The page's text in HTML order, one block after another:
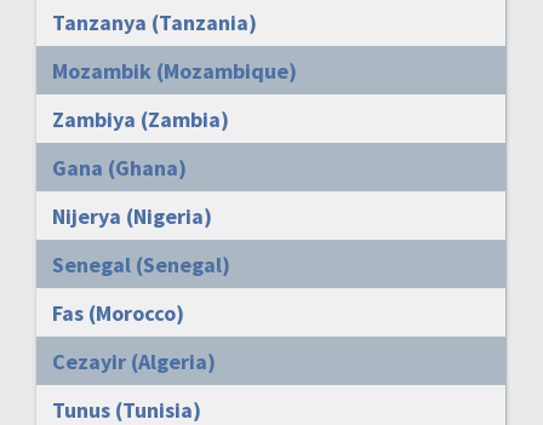
Tanzanya (Tanzania)
Mozambik (Mozambique)
Zambiya (Zambia)
Gana (Ghana)
Nijerya (Nigeria)
Senegal (Senegal)
Fas (Morocco)
Cezayir (Algeria)
Tunus (Tunisia)